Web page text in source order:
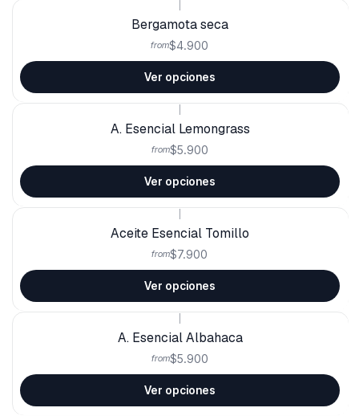
Bergamota seca
from$4.900
Ver opciones
A. Esencial Lemongrass
from$5.900
Ver opciones
Aceite Esencial Tomillo
from$7.900
Ver opciones
A. Esencial Albahaca
from$5.900
Ver opciones